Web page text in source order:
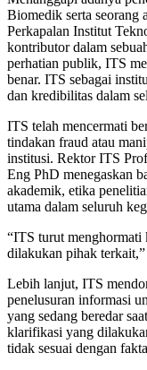
Biomedik serta seorang
Perkapalan Institut
kontributor dalam
perhatian publik, ITS
benar. ITS sebagai
dan kredibilitas dalam
ITS telah mencermati
tindakan fraud atau
institusi. Rektor ITS
Eng PhD menegaskan
akademik, etika
utama dalam seluruh
“ITS turut
dilakukan pihak
Lebih lanjut, ITS
penelusuran informasi
yang sedang beredar
klarifikasi yang
tidak sesuai dengan